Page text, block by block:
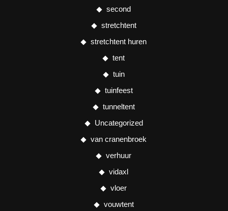
second
stretchtent
stretchtent huren
tent
tuin
tuinfeest
tunneltent
Uncategorized
van cranenbroek
verhuur
vidaxl
vloer
vouwtent